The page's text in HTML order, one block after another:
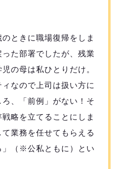
ときに職場復帰をしま
た部署でしたが、残業
の母は私ひとりだけ。
なので上司は扱い方に
、「前例」がない！そ
略を立てることにしま
業務を任せてもらえる
」（※公私ともに）とい